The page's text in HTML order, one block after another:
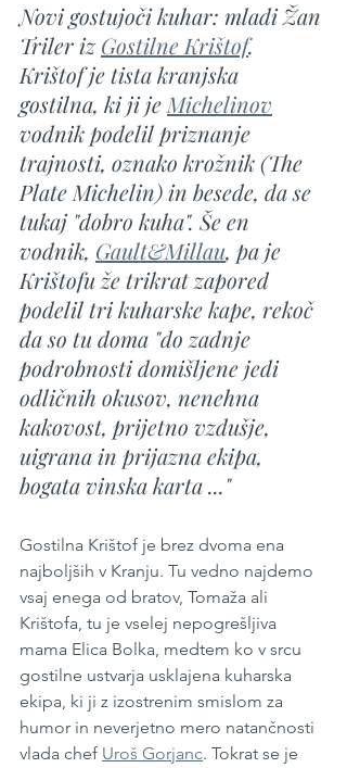
Novi gostujoči kuhar: mladi Žan
Triler iz Gostilne Krištof.
Krištof je tista kranjska
gostilna, ki ji je Michelinov
vodnik podelil priznanje
trajnosti, oznako krožnik (The
Plate Michelin) in besede, da se
tukaj "dobro kuha". Še en
vodnik, Gault&Millau, pa je
Krištofu že trikrat zapored
podelil tri kuharske kape, rekoč
da so tu doma "do zadnje
podrobnosti domišljene jedi
odličnih okusov, nenehna
kakovost, prijetno vzdušje,
uigrana in prijazna ekipa,
bogata vinska karta ..."
Gostilna Krištof je brez dvoma ena
najboljših v Kranju. Tu vedno najdemo
vsaj enega od bratov, Tomaža ali
Krištofa, tu je vselej nepogrešljiva
mama Elica Bolka, medtem ko v srcu
gostilne ustvarja usklajena kuharska
ekipa, ki ji z izostrenim smislom za
humor in neverjetno mero natančnosti
vlada chef Uroš Gorjanc. Tokrat se je